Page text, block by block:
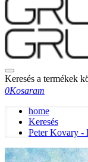
Keresés a termékek
0Kosaram
home
Keresés
Peter Kovary -